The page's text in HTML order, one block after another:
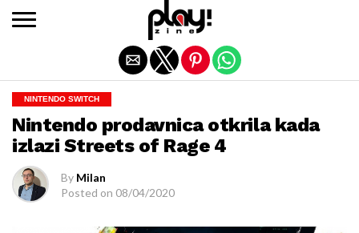
NINTENDO SWITCH
Nintendo prodavnica otkrila kada
izlazi Streets of Rage 4
By Milan
Posted on 08/04/2020
Exit mobile version